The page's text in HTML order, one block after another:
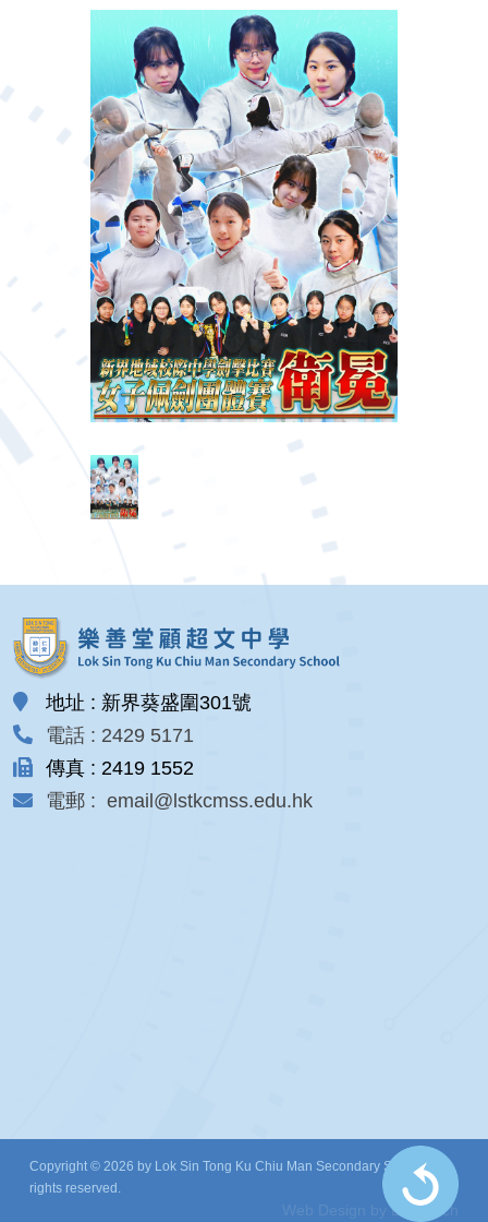
地址 : 新界葵盛圍301號
電話 : 2429 5171
傳真 : 2419 1552
電郵 : email@lstkcmss.edu.hk
Copyright © 2026 by Lok Sin Tong Ku Chiu Man Secondary School. All
rights reserved.
byEast Tech